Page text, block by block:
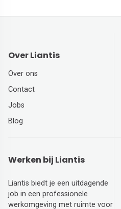
Over Liantis
Over ons
Contact
Jobs
Blog
Werken bij Liantis
Liantis biedt je een uitdagende
job in een professionele
werkomgeving met ruimte voor